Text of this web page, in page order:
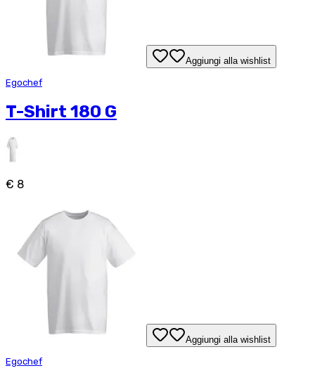
Aggiungi alla wishlist
Egochef
T-Shirt 180 G
€ 8
Aggiungi alla wishlist
Egochef